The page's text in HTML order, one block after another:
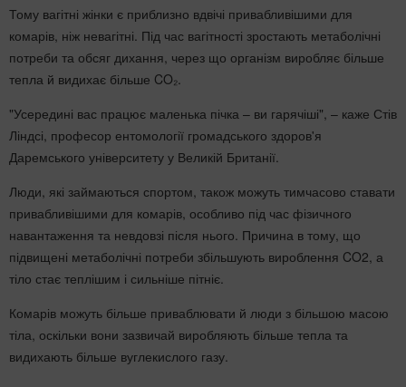
Тому вагітні жінки є приблизно вдвічі привабливішими для
комарів, ніж невагітні. Під час вагітності зростають метаболічні
потреби та обсяг дихання, через що організм виробляє більше
тепла й видихає більше CO₂.
"Усередині вас працює маленька пічка – ви гарячіші", – каже Стів
Ліндсі, професор ентомології громадського здоров'я
Даремського університету у Великій Британії.
Люди, які займаються спортом, також можуть тимчасово ставати
привабливішими для комарів, особливо під час фізичного
навантаження та невдовзі після нього. Причина в тому, що
підвищені метаболічні потреби збільшують вироблення CO2, а
тіло стає теплішим і сильніше пітніє.
Комарів можуть більше приваблювати й люди з більшою масою
тіла, оскільки вони зазвичай виробляють більше тепла та
видихають більше вуглекислого газу.